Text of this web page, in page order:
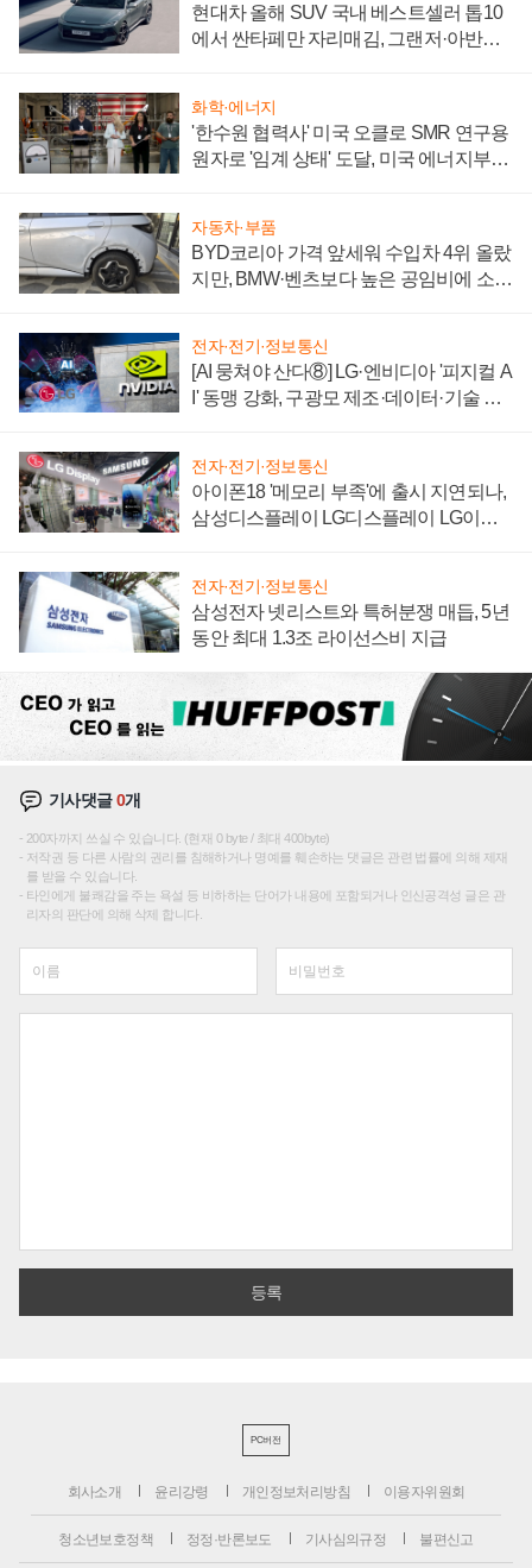
현대차 올해 SUV 국내 베스트셀러 톱10
에서 싼타페만 자리매김, 그랜저·아반떼
화학·에너지
'한수원 협력사' 미국 오클로 SMR 연구용
원자로 '임계 상태' 도달, 미국 에너지부
자동차·부품
BYD코리아 가격 앞세워 수입차 4위 올랐
지만, BMW·벤츠보다 높은 공임비에 소비
전자·전기·정보통신
[AI 뭉쳐야 산다⑧] LG·엔비디아 '피지컬 A
I' 동맹 강화, 구광모 제조·데이터·기술 결
전자·전기·정보통신
아이폰18 '메모리 부족'에 출시 지연되나,
삼성디스플레이 LG디스플레이 LG이노
전자·전기·정보통신
삼성전자 넷리스트와 특허분쟁 매듭, 5년
동안 최대 1.3조 라이선스비 지급
기사댓글0개
200자까지 쓰실 수 있습니다. (현재 0 byte / 최대 400byte)
저작권 등 다른 사람의 권리를 침해하거나 명예를 훼손하는 댓글은 관련 법률에 의해 제재
를 받을 수 있습니다.
타인에게 불쾌감을 주는 욕설 등 비하하는 단어가 내용에 포함되거나 인신공격성 글은 관
리자의 판단에 의해 삭제 합니다.
PC버전
회사소개 윤리강령 개인정보처리방침 이용자위원회
청소년보호정책 정정·반론보도 기사심의규정 불편신고